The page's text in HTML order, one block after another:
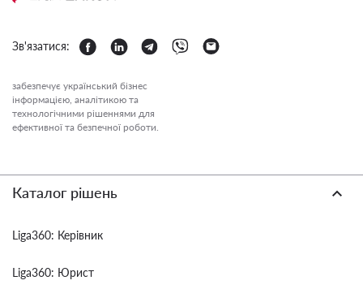
Зв'язатися:
забезпечує український бізнес
інформацією, аналітикою та
технологічними рішеннями для
ефективної та безпечної роботи.
Каталог рішень
Liga360: Керівник
Liga360: Юрист